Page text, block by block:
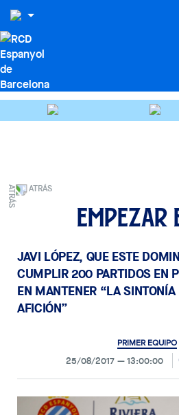
ATRÁS
Empezar
JAVI LÓPEZ, QUE ESTE
CUMPLIR 200 PARTIDOS EN
EN MANTENER “LA SINTONÍA
AFICIÓN”
PRIMER EQUIPO
25/08/2017 13:00:00